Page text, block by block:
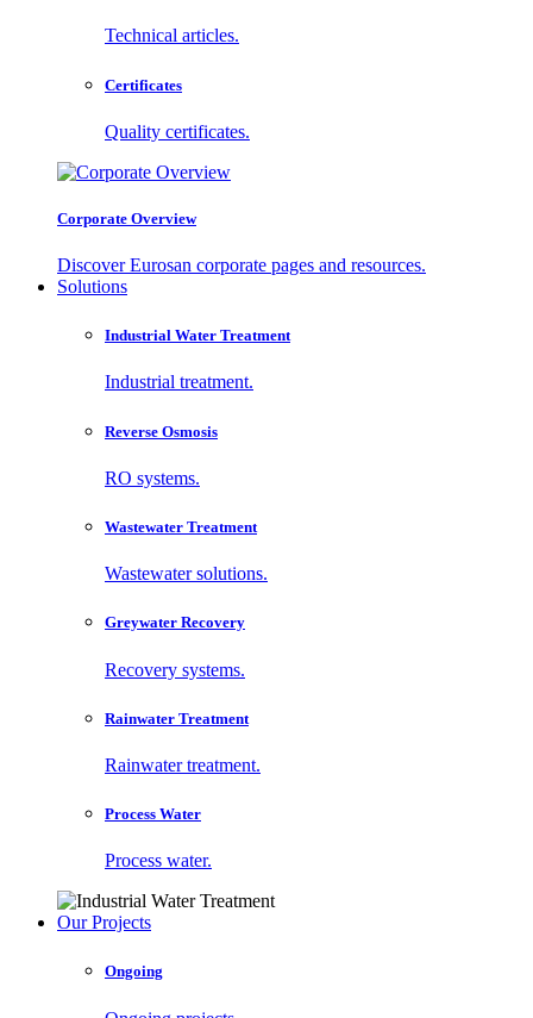
Technical articles.
Certificates
Quality certificates.
Corporate Overview
Discover Eurosan corporate pages and resources.
Solutions
Industrial Water Treatment
Industrial treatment.
Reverse Osmosis
RO systems.
Wastewater Treatment
Wastewater solutions.
Greywater Recovery
Recovery systems.
Rainwater Treatment
Rainwater treatment.
Process Water
Process water.
Our Projects
Ongoing